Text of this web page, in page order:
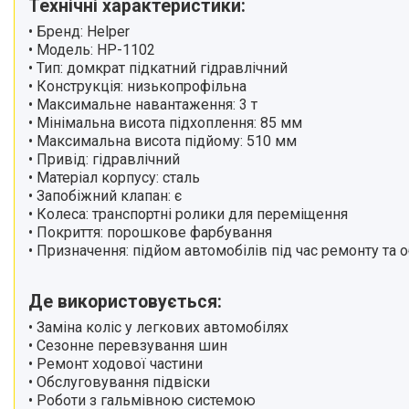
Ручний інструмент
Садова техніка та інструменти
Крани гаражні гідравлічні
Траверса для вивішування
двигуна
Компресори та
пневмоінструменти
Насоси та насосне обладнання
Автотовари
Розхідні матеріали й
приналежності
Обладання для складів
Басейни
Товари для дому
Автотовари
Зварювальне обладнання та
аксесуари
Технічні характеристики:
• Бренд: Helper
• Модель: HP-1102
• Тип: домкрат підкатний гідравлічний
• Конструкція: низькопрофільна
• Максимальне навантаження: 3 т
• Мінімальна висота підхоплення: 85 мм
• Максимальна висота підйому: 510 мм
• Привід: гідравлічний
• Матеріал корпусу: сталь
• Запобіжний клапан: є
• Колеса: транспортні ролики для переміщення
• Покриття: порошкове фарбування
• Призначення: підйом автомобілів під час ремонту та
Де використовується:
• Заміна коліс у легкових автомобілях
• Сезонне перевзування шин
• Ремонт ходової частини
• Обслуговування підвіски
• Роботи з гальмівною системою